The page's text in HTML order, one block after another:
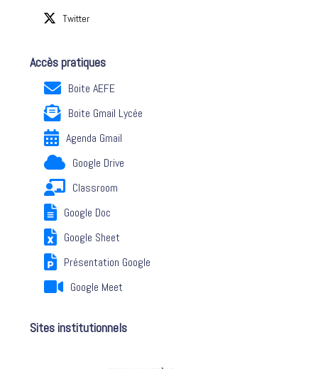
Twitter
Accès pratiques
Boite AEFE
Boite Gmail Lycée
Agenda Gmail
Google Drive
Classroom
Google Doc
Google Sheet
Présentation Google
Google Meet
Sites institutionnels